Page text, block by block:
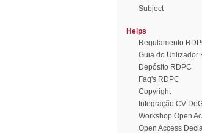
Subject
Helps
Regulamento
Guia do Utilizador
Depósito RDPC
Faq's RDPC
Copyright
Integração CV
Workshop Open
Open Access